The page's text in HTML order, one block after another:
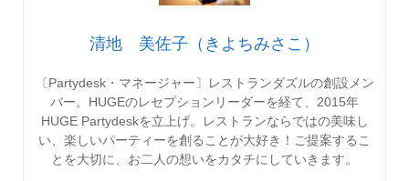
清地 美佐子（きよちみさこ）
〔Partydesk・マネージャー〕レストランダズルの創設メン
バー。HUGEのレセプションリーダーを経て、2015年
HUGE Partydeskを立上げ。レストランならではの美味し
い、楽しいパーティーを創ることが大好き！ご提案するこ
とを大切に、お二人の想いをカタチにしていきます。